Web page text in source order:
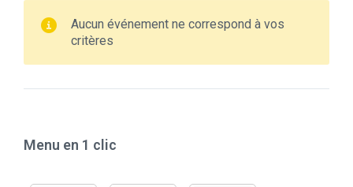
Aucun événement ne correspond à vos
critères
Menu en 1 clic